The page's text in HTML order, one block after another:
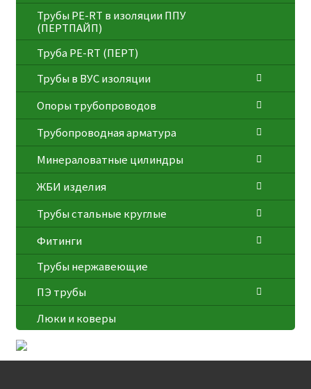
Трубы PE-RT в изоляции ППУ
(ПЕРТПАЙП)
⁠Трубa PE-RT (ПЕРТ)
Трубы в ВУС изоляции
Опоры трубопроводов
Трубопроводная арматура
Минераловатные цилиндры
ЖБИ изделия
Трубы стальные круглые
Фитинги
Трубы нержавеющие
ПЭ трубы
Люки и коверы